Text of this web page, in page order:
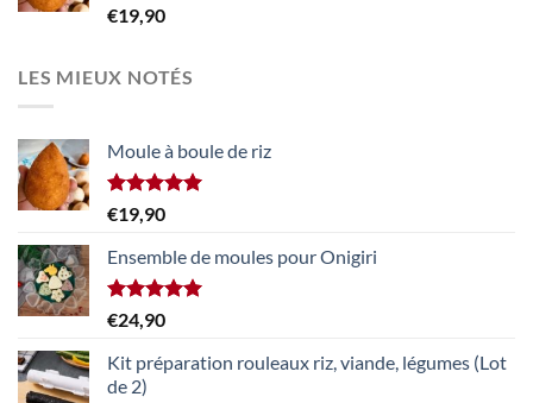
Note5.00
sur 5
€19,90
LES MIEUX NOTÉS
Moule à boule de riz
Note5.00
sur 5
€19,90
Ensemble de moules pour Onigiri
Note5.00
sur 5
€24,90
Kit préparation rouleaux riz, viande, légumes (Lot
de 2)